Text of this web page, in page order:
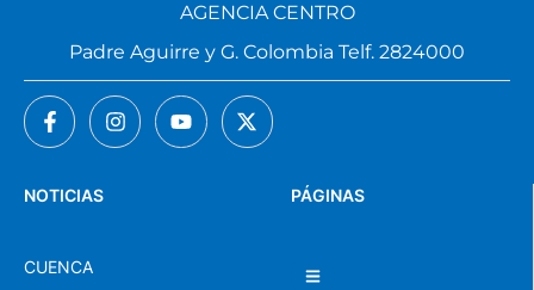
PÁGINAS
NOTICIAS
CUENCA
AGENCIA CENTRO
Padre Aguirre y G. Colombia Telf. 2824000